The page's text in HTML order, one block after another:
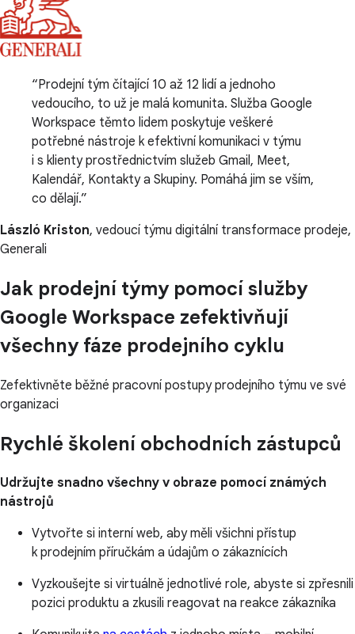
Prodejní tým čítající 10 až 12 lidí a jednoho
vedoucího, to už je malá komunita. Služba Google
Workspace těmto lidem poskytuje veškeré
potřebné nástroje k efektivní komunikaci v týmu
i s klienty prostřednictvím služeb Gmail, Meet,
Kalendář, Kontakty a Skupiny. Pomáhá jim se vším,
co dělají.
László Kriston, vedoucí týmu digitální transformace prodeje,
Generali
Jak prodejní týmy pomocí služby
Google Workspace zefektivňují
všechny fáze prodejního cyklu
Zefektivněte běžné pracovní postupy prodejního týmu ve své
organizaci
Rychlé školení obchodních zástupců
Udržujte snadno všechny v obraze pomocí známých
nástrojů
Vytvořte si interní web, aby měli všichni přístup
k prodejním příručkám a údajům o zákaznících
Vyzkoušejte si virtuálně jednotlivé role, abyste si zpřesnili
pozici produktu a zkusili reagovat na reakce zákazníka